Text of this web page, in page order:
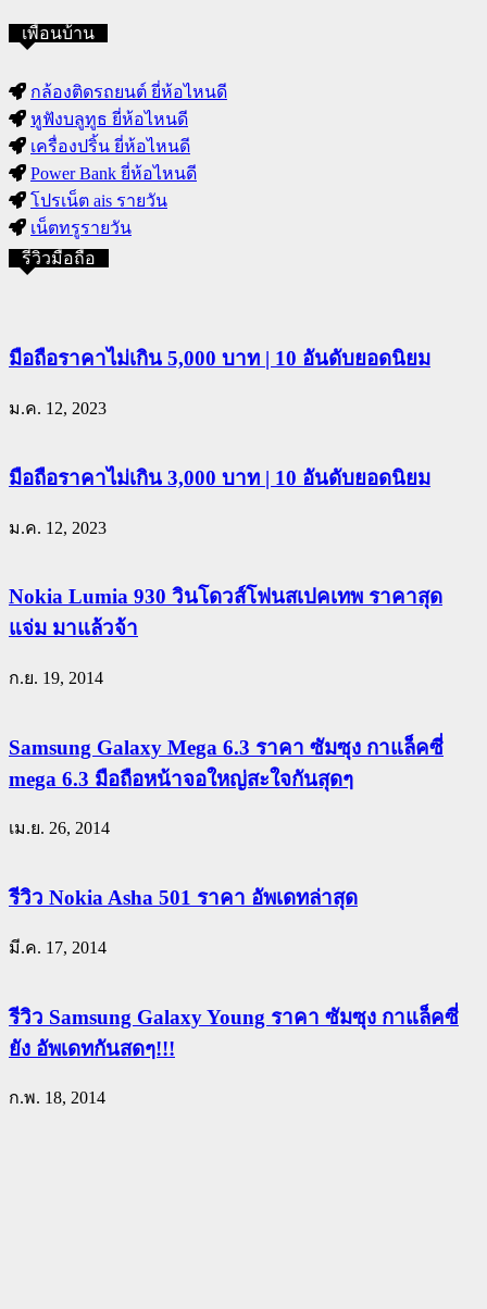
เพื่อนบ้าน
กล้องติดรถยนต์ ยี่ห้อไหนดี
หูฟังบลูทูธ ยี่ห้อไหนดี
เครื่องปริ้น ยี่ห้อไหนดี
Power Bank ยี่ห้อไหนดี
โปรเน็ต ais รายวัน
เน็ตทรูรายวัน
รีวิวมือถือ
มือถือราคาไม่เกิน 5,000 บาท | 10 อันดับยอดนิยม
ม.ค. 12, 2023
มือถือราคาไม่เกิน 3,000 บาท | 10 อันดับยอดนิยม
ม.ค. 12, 2023
Nokia Lumia 930 วินโดวส์โฟนสเปคเทพ ราคาสุด
แจ่ม มาแล้วจ้า
ก.ย. 19, 2014
Samsung Galaxy Mega 6.3 ราคา ซัมซุง กาแล็คซี่
mega 6.3 มือถือหน้าจอใหญ่สะใจกันสุดๆ
เม.ย. 26, 2014
รีวิว Nokia Asha 501 ราคา อัพเดทล่าสุด
มี.ค. 17, 2014
รีวิว Samsung Galaxy Young ราคา ซัมซุง กาแล็คซี่
ยัง อัพเดทกันสดๆ!!!
ก.พ. 18, 2014